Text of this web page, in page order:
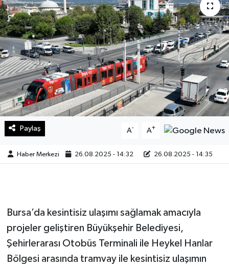
Paylaş A- A+
Haber Merkezi 26.08.2025 - 14:32 26.08.2025 - 14:35
Bursa’da kesintisiz ulaşımı sağlamak amacıyla
projeler geliştiren Büyükşehir Belediyesi,
Şehirlerarası Otobüs Terminali ile Heykel Hanlar
Bölgesi arasında tramvay ile kesintisiz ulaşımın
Otomobil
Sağlık
Teknoloji
Yaşam